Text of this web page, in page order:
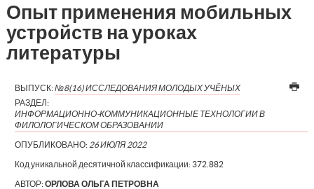
Опыт применения мобильных
устройств на уроках
литературы
ВЫПУСК:№8(16) ИССЛЕДОВАНИЯ МОЛОДЫХ УЧЁНЫХ
РАЗДЕЛ:
ИНФОРМАЦИОННО-КОММУНИКАЦИОННЫЕ ТЕХНОЛОГИИ В
ФИЛОЛОГИЧЕСКОМ ОБРАЗОВАНИИ
ОПУБЛИКОВАНО: 26 ИЮЛЯ 2022
Код уникальной десятичной классификации: 372.882
АВТОР:ОРЛОВА ОЛЬГА ПЕТРОВНА